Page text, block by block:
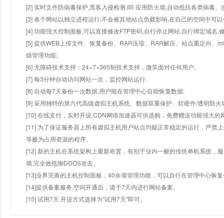
[2] 实时文件防病毒保护,黑客入侵检测,IIS 应用防火墙,自动抵抗各类病毒、
[3] 各个网站以独立进程运行,不会被其他站点负载影响,在自己的空间中可
[4] 功能强大控制面板,可以直接修改FTP密码,自行停止网站,自行绑定域名,
[5] 提供WEB上传文件、恢复备份、RAR压缩、RAR解压、站点重定向、
级管理功能;
[6] 无障碍技术支持：24×7×365制技术支持，微笑面对任何用户。
[7] 每3分钟自动访问网站一次，监控网站运行.
[8] 自动每7天备份一次数据,用户能在管理中心自助恢复数据;
[9] 采用独特的第六代高级虚拟主机系统、数据双重保护、软硬件/透明防火
[10] 在线支付，实时开设,CDN网络加速器可供选购，免费赠送功能强大
[11] 为了保证服务器上所有虚拟主机用户站点均能正常稳定的运行，严禁
等极为占用资源的程序。
[12] 新的主机在系统架构上重新布置，有别于业内一般的传统单机系统，
墙,完全效抵御DDOS攻击。
[13]业界完善的主机控制面板，40余项管理功能，可以自行在管理中心恢
[14]提供备案服务,空间开通后，请于7天内进行网站备案。
[15] 试用7天.开设方式选择为"试用7天"即可。